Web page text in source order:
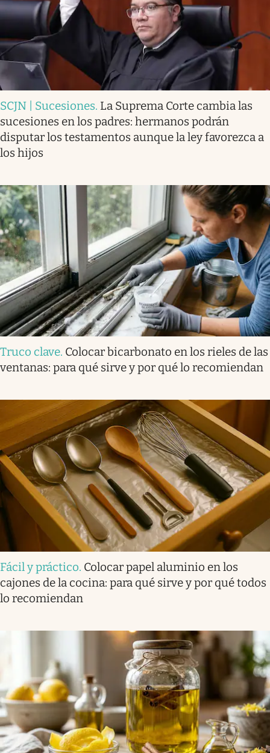
SCJN | Sucesiones. La Suprema Corte cambia las
sucesiones en los padres: hermanos podrán
disputar los testamentos aunque la ley favorezca a
los hijos
Truco clave. Colocar bicarbonato en los rieles de las
ventanas: para qué sirve y por qué lo recomiendan
Fácil y práctico. Colocar papel aluminio en los
cajones de la cocina: para qué sirve y por qué todos
lo recomiendan